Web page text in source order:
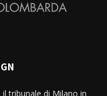
tribunale di Milano in